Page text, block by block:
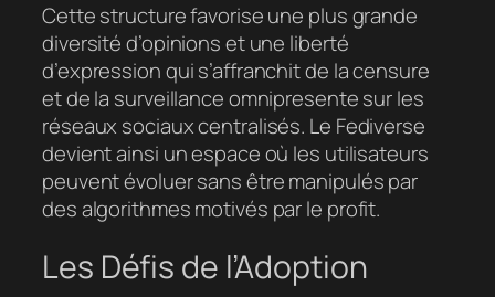
Cette structure favorise une plus grande
diversité d’opinions et une liberté
d’expression qui s’affranchit de la censure
et de la surveillance omnipresente sur les
réseaux sociaux centralisés. Le Fediverse
devient ainsi un espace où les utilisateurs
peuvent évoluer sans être manipulés par
des algorithmes motivés par le profit.
Les Défis de l’Adoption